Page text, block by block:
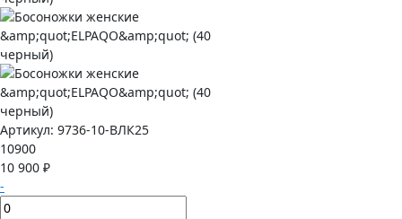
Артикул: 9736-10-ВЛК25
10900
10 900 ₽
-